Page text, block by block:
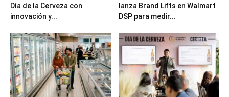
Día de la Cerveza con
innovación y...
lanza Brand Lifts en Walmart
DSP para medir...